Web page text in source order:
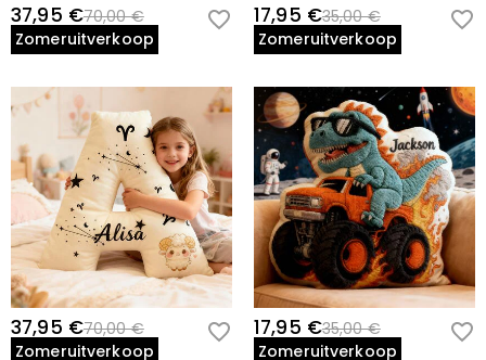
37,95 €70,00 €
Zomeruitverkoop
17,95 €35,00 €
Zomeruitverkoop
37,95 €70,00 €
Zomeruitverkoop
17,95 €35,00 €
Zomeruitverkoop